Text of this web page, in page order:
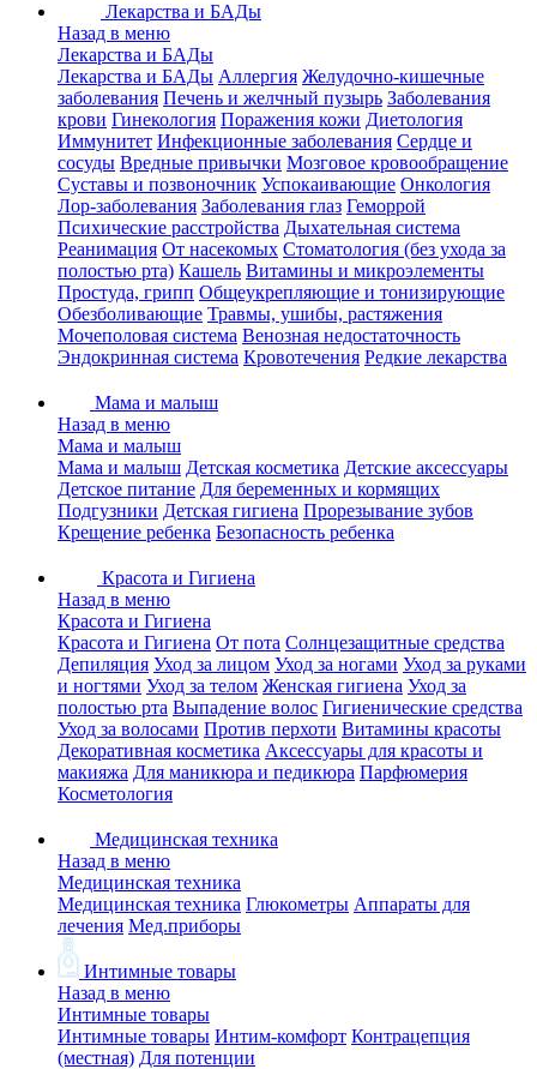
Лекарства и БАДы
Назад в меню
Лекарства и БАДы
Лекарства и БАДы Аллергия Желудочно-кишечные
заболевания Печень и желчный пузырь Заболевания
крови Гинекология Поражения кожи Диетология
Иммунитет Инфекционные заболевания Сердце и
сосуды Вредные привычки Мозговое кровообращение
Суставы и позвоночник Успокаивающие Онкология
Лор-заболевания Заболевания глаз Геморрой
Психические расстройства Дыхательная система
Реанимация От насекомых Стоматология (без ухода за
полостью рта) Кашель Витамины и микроэлементы
Простуда, грипп Общеукрепляющие и тонизирующие
Обезболивающие Травмы, ушибы, растяжения
Мочеполовая система Венозная недостаточность
Эндокринная система Кровотечения Редкие лекарства
Мама и малыш
Назад в меню
Мама и малыш
Мама и малыш Детская косметика Детские аксессуары
Детское питание Для беременных и кормящих
Подгузники Детская гигиена Прорезывание зубов
Крещение ребенка Безопасность ребенка
Красота и Гигиена
Назад в меню
Красота и Гигиена
Красота и Гигиена От пота Солнцезащитные средства
Депиляция Уход за лицом Уход за ногами Уход за руками
и ногтями Уход за телом Женская гигиена Уход за
полостью рта Выпадение волос Гигиенические средства
Уход за волосами Против перхоти Витамины красоты
Декоративная косметика Аксессуары для красоты и
макияжа Для маникюра и педикюра Парфюмерия
Косметология
Медицинская техника
Назад в меню
Медицинская техника
Медицинская техника Глюкометры Аппараты для
лечения Мед.приборы
Интимные товары
Назад в меню
Интимные товары
Интимные товары Интим-комфорт Контрацепция
(местная) Для потенции